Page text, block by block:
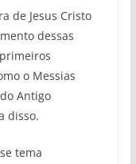
de Jesus Cristo
dessas
o Messias
Antigo
disso.
tema